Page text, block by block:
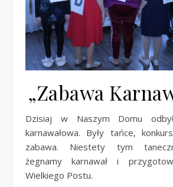
„Zabawa
Dzisiaj w Naszym Domu odbyła się zabawa
karnawałowa. Były tańce,
zabawa. Niestety tym
żegnamy karnawał i
Wielkiego Postu.